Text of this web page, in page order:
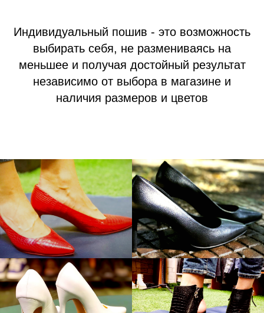
Индивидуальный пошив - это возможность
выбирать себя, не размениваясь на
меньшее и получая достойный результат
независимо от выбора в магазине и
наличия размеров и цветов